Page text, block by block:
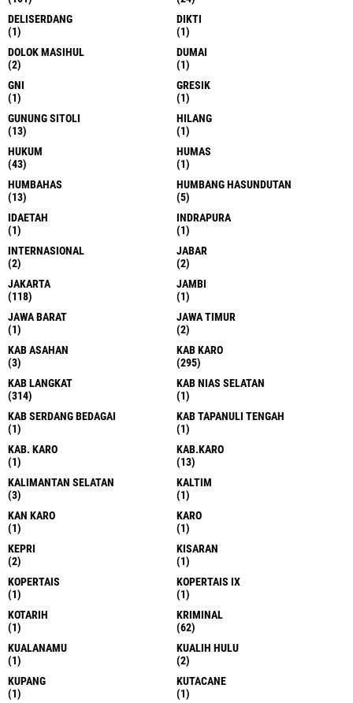
DELISERDANG
(1)
DIKTI
(1)
DOLOK MASIHUL
(2)
DUMAI
(1)
GNI
(1)
GRESIK
(1)
GUNUNG SITOLI
(13)
HILANG
(1)
HUKUM
(43)
HUMAS
(1)
HUMBAHAS
(13)
HUMBANG HASUNDUTAN
(5)
IDAETAH
(1)
INDRAPURA
(1)
INTERNASIONAL
(2)
JABAR
(2)
JAKARTA
(118)
JAMBI
(1)
JAWA BARAT
(1)
JAWA TIMUR
(2)
KAB ASAHAN
(3)
KAB KARO
(295)
KAB LANGKAT
(314)
KAB NIAS SELATAN
(1)
KAB SERDANG BEDAGAI
(1)
KAB TAPANULI TENGAH
(1)
KAB. KARO
(1)
KAB.KARO
(13)
KALIMANTAN SELATAN
(3)
KALTIM
(1)
KAN KARO
(1)
KARO
(1)
KEPRI
(2)
KISARAN
(1)
KOPERTAIS
(1)
KOPERTAIS IX
(1)
KOTARIH
(1)
KRIMINAL
(62)
KUALANAMU
(1)
KUALIH HULU
(2)
KUPANG
(1)
KUTACANE
(1)